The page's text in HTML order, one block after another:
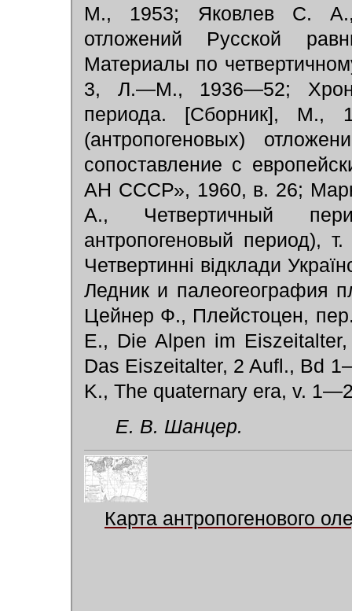
М., 1953; Яковлев С. А.,
отложений Русской
Материалы по
3, Л.—М., 1936—52;
периода. [Сборник], М.,
(антропогеновых)
сопоставление с
АН СССР», 1960, в. 26;
А., Четвертичный
антропогеновый
Четвертиннi вiдклади Украї
Ледник и палеогеография
Цейнер Ф., Плейстоцен,
Е., Die Alpen im
Das Eiszeitalter, 2 Aufl., Bd
K., The quaternary era, v.
Е. В. Шанцер.
Карта антропогенового